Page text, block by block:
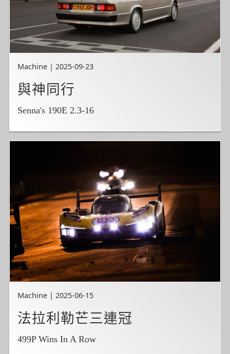
Machine | 2025-09-23
與神同行
Senna's 190E 2.3-16
Machine | 2025-06-15
法拉利勒芒三連冠
499P Wins In A Row